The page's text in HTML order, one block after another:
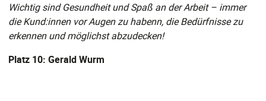
Wichtig sind Gesundheit und Spaß an der Arbeit – immer
die Kund:innen vor Augen zu habenn, die Bedürfnisse zu
erkennen und möglichst abzudecken!
Platz 10: Gerald Wurm